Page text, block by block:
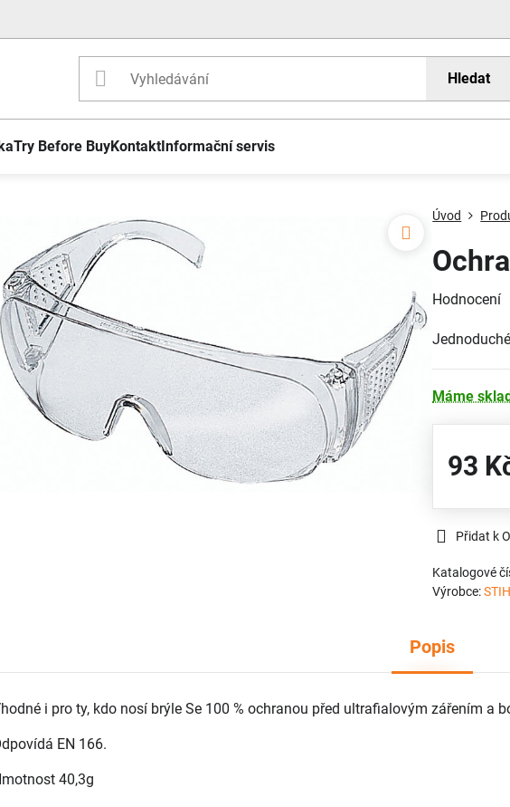
Hledat
Try Before BuyKontaktInformační servis
Úvod
Hodnocení
Máme
93
Přidat k
Katalogové
Výrobce:
Popis
i pro ty, kdo nosí brýle Se 100 % ochranou před ultrafialovým zářením a
EN 166.
40,3g